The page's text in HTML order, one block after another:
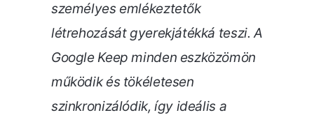
személyes emlékeztetők
létrehozását gyerekjátékká teszi. A
Google Keep minden eszközömön
működik és tökéletesen
szinkronizálódik, így ideális a